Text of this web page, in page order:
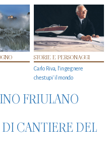
STORIE E PERSONAGGI
Carlo Riva, l’ingegnere
che stupi' il mondo
FRIULANO
CANTIERE DEL